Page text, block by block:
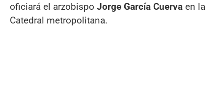
oficiará el arzobispo Jorge García Cuerva en la
Catedral metropolitana.